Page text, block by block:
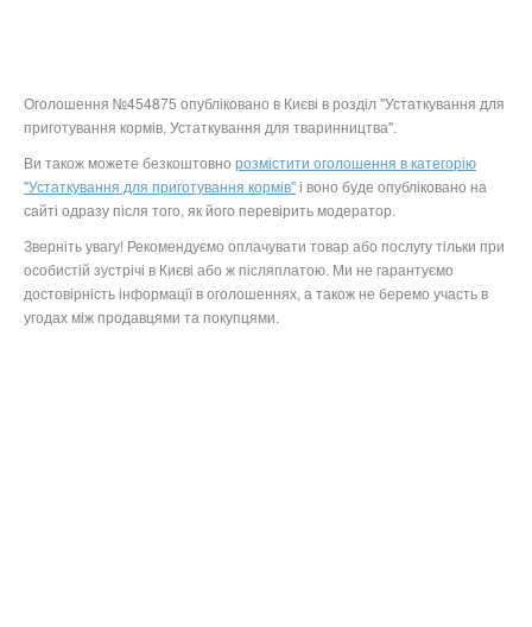
Оголошення №454875 опубліковано в Києві в розділ "Устаткування для
приготування кормів, Устаткування для тваринництва".
Ви також можете безкоштовно розмістити оголошення в категорію
"Устаткування для приготування кормів"і воно буде опубліковано на
сайті одразу після того, як його перевірить модератор.
Зверніть увагу! Рекомендуємо оплачувати товар або послугу тільки при
особистій зустрічі в Києві або ж післяплатою. Ми не гарантуємо
достовірність інформації в оголошеннях, а також не беремо участь в
угодах між продавцями та покупцями.